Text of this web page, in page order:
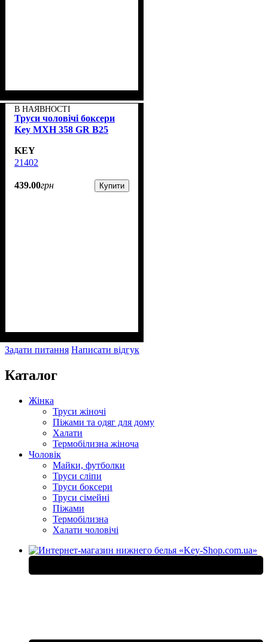
В НАЯВНОСТІ
Труси чоловічі боксери
Key MXH 358 GR B25
KEY
21402
439.00грн Купити
Задати питання Написати відгук
Каталог
Жінка
Труси жіночі
Піжами та одяг для дому
Халати
Термобілизна жіноча
Чоловік
Майки, футболки
Труси сліпи
Труси боксери
Труси сімейні
Піжами
Термобілизна
Халати чоловічі